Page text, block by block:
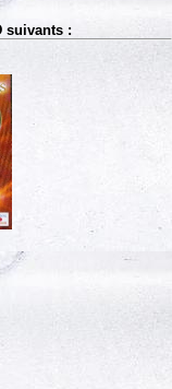
suivants :